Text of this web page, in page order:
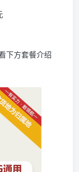
下方套餐介绍